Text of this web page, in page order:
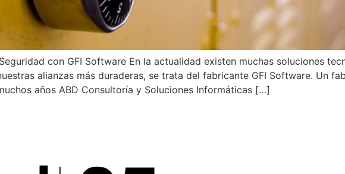
con GFI Software En la actualidad existen muchas soluciones
alianzas más duraderas, se trata del fabricante GFI Software. Un
años ABD Consultoría y Soluciones Informáticas […]